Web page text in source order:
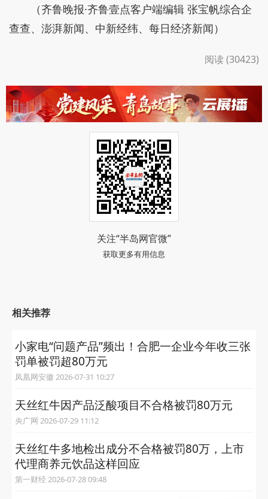
（齐鲁晚报·齐鲁壹点客户端编辑 张宝帆综合企
查查、澎湃新闻、中新经纬、每日经济新闻）
阅读 (30423)
关注“半岛网官微”
获取更多有用信息
相关推荐
小家电“问题产品”频出！合肥一企业今年收三张
罚单被罚超80万元
凤凰网安徽 2026-07-31 10:27
天丝红牛因产品泛酸项目不合格被罚80万元
央广网 2026-07-29 11:12
天丝红牛多地检出成分不合格被罚80万，上市
代理商养元饮品这样回应
第一财经 2026-07-28 09:48